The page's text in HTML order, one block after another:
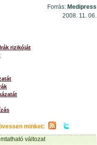
Forrás: Medipress
2008. 11. 06.
rizikóját
minket:
változat